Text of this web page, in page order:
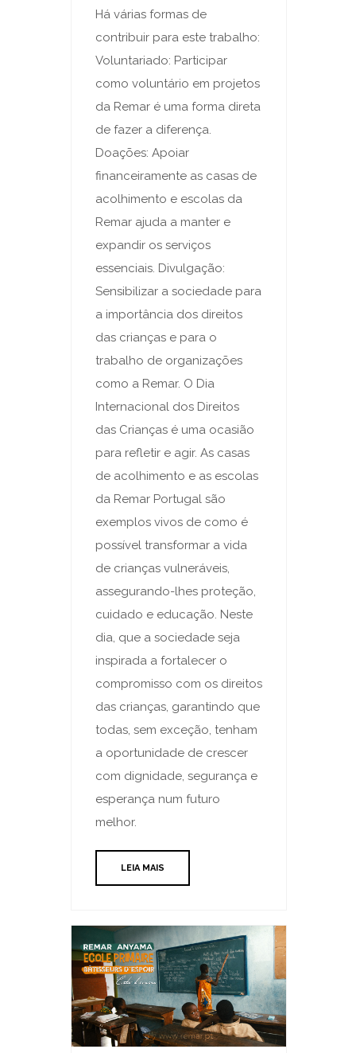
Há várias formas de
contribuir para este trabalho:
Voluntariado: Participar
como voluntário em projetos
da Remar é uma forma direta
de fazer a diferença.
Doações: Apoiar
financeiramente as casas de
acolhimento e escolas da
Remar ajuda a manter e
expandir os serviços
essenciais. Divulgação:
Sensibilizar a sociedade para
a importância dos direitos
das crianças e para o
trabalho de organizações
como a Remar. O Dia
Internacional dos Direitos
das Crianças é uma ocasião
para refletir e agir. As casas
de acolhimento e as escolas
da Remar Portugal são
exemplos vivos de como é
possível transformar a vida
de crianças vulneráveis,
assegurando-lhes proteção,
cuidado e educação. Neste
dia, que a sociedade seja
inspirada a fortalecer o
compromisso com os direitos
das crianças, garantindo que
todas, sem exceção, tenham
a oportunidade de crescer
com dignidade, segurança e
esperança num futuro
melhor.
LEIA MAIS